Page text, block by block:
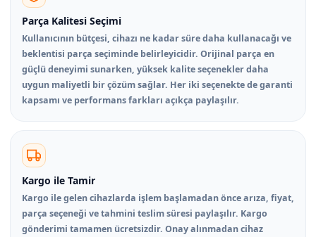
Parça Kalitesi Seçimi
Kullanıcının bütçesi, cihazı ne kadar süre daha kullanacağı ve
beklentisi parça seçiminde belirleyicidir. Orijinal parça en
güçlü deneyimi sunarken, yüksek kalite seçenekler daha
uygun maliyetli bir çözüm sağlar. Her iki seçenekte de garanti
kapsamı ve performans farkları açıkça paylaşılır.
Kargo ile Tamir
Kargo ile gelen cihazlarda işlem başlamadan önce arıza, fiyat,
parça seçeneği ve tahmini teslim süresi paylaşılır. Kargo
gönderimi tamamen ücretsizdir. Onay alınmadan cihaz